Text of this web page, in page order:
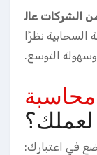
70% من الشركات عال
السحابية نظرًا
التوسع.
محاسبة
في اعتبارك: